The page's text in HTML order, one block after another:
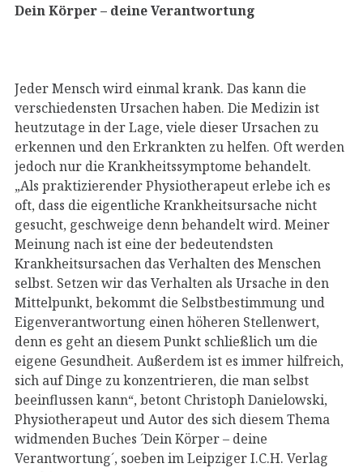
Dein Körper – deine Verantwortung
Jeder Mensch wird einmal krank. Das kann die
verschiedensten Ursachen haben. Die Medizin ist
heutzutage in der Lage, viele dieser Ursachen zu
erkennen und den Erkrankten zu helfen. Oft werden
jedoch nur die Krankheitssymptome behandelt.
„Als praktizierender Physiotherapeut erlebe ich es
oft, dass die eigentliche Krankheitsursache nicht
gesucht, geschweige denn behandelt wird. Meiner
Meinung nach ist eine der bedeutendsten
Krankheitsursachen das Verhalten des Menschen
selbst. Setzen wir das Verhalten als Ursache in den
Mittelpunkt, bekommt die Selbstbestimmung und
Eigenverantwortung einen höheren Stellenwert,
denn es geht an diesem Punkt schließlich um die
eigene Gesundheit. Außerdem ist es immer hilfreich,
sich auf Dinge zu konzentrieren, die man selbst
beeinflussen kann“, betont Christoph Danielowski,
Physiotherapeut und Autor des sich diesem Thema
widmenden Buches ´Dein Körper – deine
Verantwortung´, soeben im Leipziger I.C.H. Verlag